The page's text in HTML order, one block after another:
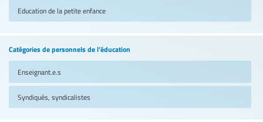
Education de la petite enfance
Catégories de personnels de l’éducation
Enseignant.e.s
Syndiqués, syndicalistes